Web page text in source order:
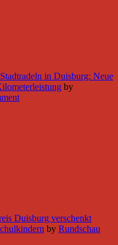
Stadtradeln in Duisburg: Neue
by
Duisburg verschenkt
by Rundschau